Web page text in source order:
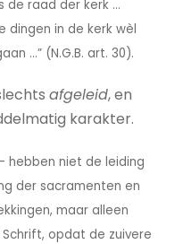
de raad der kerk ...
dingen in de kerk wèl
...” (N.G.B. art. 30).
afgeleid, en
karakter.
hebben niet de leiding
der sacramenten en
maar alleen
opdat de zuivere